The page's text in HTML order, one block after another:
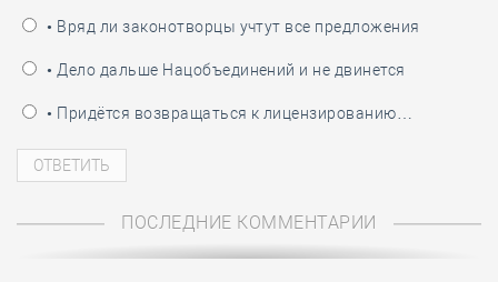
• Вряд ли законотворцы учтут все предложения
• Дело дальше Нацобъединений и не двинется
• Придётся возвращаться к лицензированию…
ПОСЛЕДНИЕ КОММЕНТАРИИ